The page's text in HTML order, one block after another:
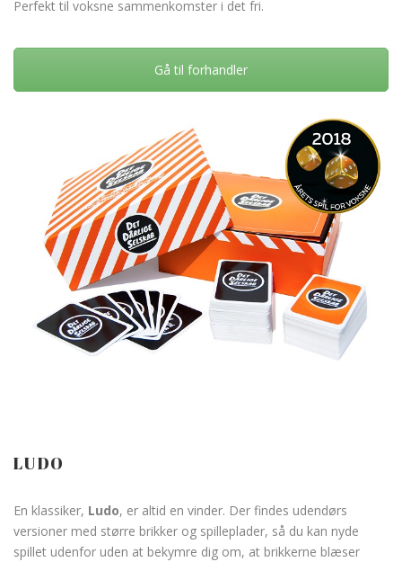
Perfekt til voksne sammenkomster i det fri.
Gå til forhandler
LUDO
En klassiker, Ludo, er altid en vinder. Der findes udendørs
versioner med større brikker og spilleplader, så du kan nyde
spillet udenfor uden at bekymre dig om, at brikkerne blæser